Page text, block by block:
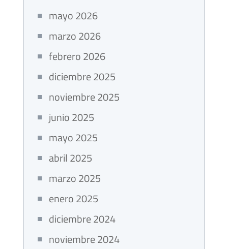
mayo 2026
marzo 2026
febrero 2026
diciembre 2025
noviembre 2025
junio 2025
mayo 2025
abril 2025
marzo 2025
enero 2025
diciembre 2024
noviembre 2024